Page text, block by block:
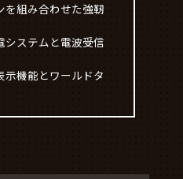
組み合わせた強靭
ステムと電波受信
機能とワールドタ